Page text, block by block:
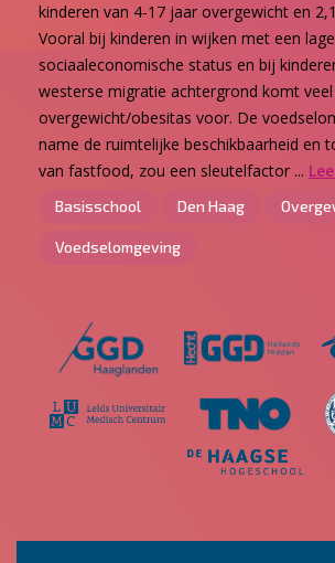
kinderen van 4-17 jaar overgewicht en
Vooral bij kinderen in wijken met een lage
sociaaleconomische status en bij
westerse migratie achtergrond komt veel
overgewicht/obesitas voor. De
name de ruimtelijke beschikbaarheid en
van fastfood, zou een sleutelfactor ...
Basisschool Den Haag
Voedselomgeving